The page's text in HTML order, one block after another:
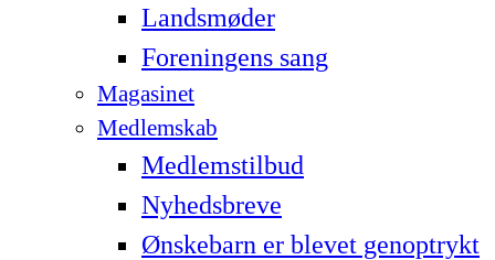
Landsmøder
Foreningens sang
Magasinet
Medlemskab
Medlemstilbud
Nyhedsbreve
Ønskebarn er blevet genoptrykt